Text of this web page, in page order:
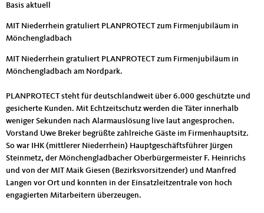
Basis aktuell
MIT Niederrhein gratuliert PLANPROTECT zum Firmenjubiläum in
Mönchengladbach
MIT Niederrhein gratuliert PLANPROTECT zum Firmenjubiläum in
Mönchengladbach am Nordpark.
PLANPROTECT steht für deutschlandweit über 6.000 geschützte und
gesicherte Kunden. Mit Echtzeitschutz werden die Täter innerhalb
weniger Sekunden nach Alarmauslösung live laut angesprochen.
Vorstand Uwe Breker begrüßte zahlreiche Gäste im Firmenhauptsitz.
So war IHK (mittlerer Niederrhein) Hauptgeschäftsführer Jürgen
Steinmetz, der Mönchengladbacher Oberbürgermeister F. Heinrichs
und von der MIT Maik Giesen (Bezirksvorsitzender) und Manfred
Langen vor Ort und konnten in der Einsatzleitzentrale von hoch
engagierten Mitarbeitern überzeugen.